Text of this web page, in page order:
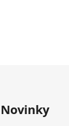
Novinky